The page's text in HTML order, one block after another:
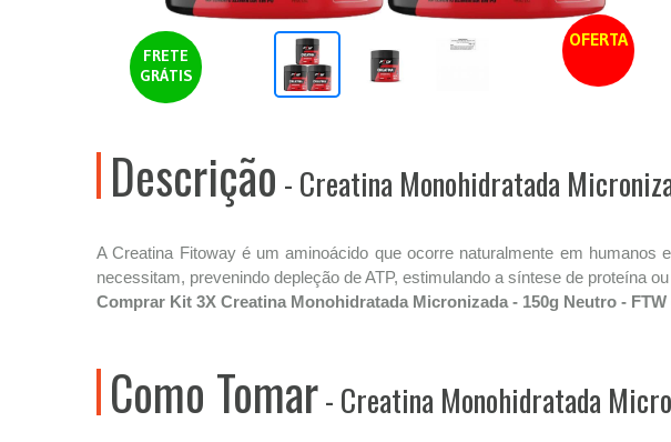
OFERTA
FRETE
GRÁTIS
Descrição - Creatina Monohidratada
A Creatina Fitoway é um aminoácido que ocorre naturalmente em
necessitam, prevenindo depleção de ATP, estimulando a síntese de proteína
Comprar Kit 3X Creatina Monohidratada Micronizada - 150g Neutro - FTW
Como Tomar- Creatina Monohidratada